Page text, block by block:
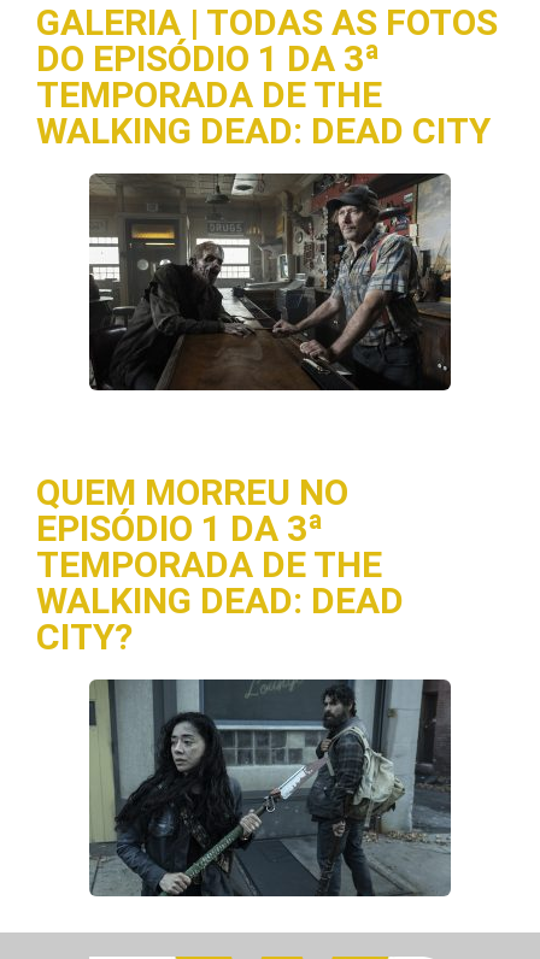
GALERIA | TODAS AS FOTOS
DO EPISÓDIO 1 DA 3ª
TEMPORADA DE THE
WALKING DEAD: DEAD CITY
QUEM MORREU NO
EPISÓDIO 1 DA 3ª
TEMPORADA DE THE
WALKING DEAD: DEAD
CITY?